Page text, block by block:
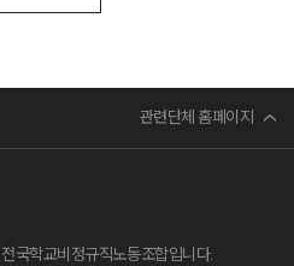
관련단체 홈페이지
국학교비정규직노동조합입니다.